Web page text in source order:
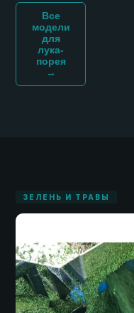
Все
модели
для
лука-
порея
→
ЗЕЛЕНЬ И ТРАВЫ